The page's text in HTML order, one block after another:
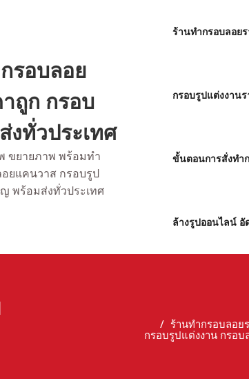
รอบลอย
ถูก กรอบ
ทั่วประเทศ
ขยายภาพ พร้อมทำ
ยแคนวาส กรอบรูป
พร้อมส่งทั่วประเทศ
ร้านทำกรอบลอย
กรอบรูปแต่งงาน
ขั้นตอนการสั่งทำ
ล้างรูปออนไลน์
ร้านทำกรอบลอย
กรอบรูปแต่งงาน กรอ